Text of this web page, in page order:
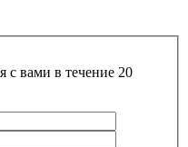
с вами в течение 20